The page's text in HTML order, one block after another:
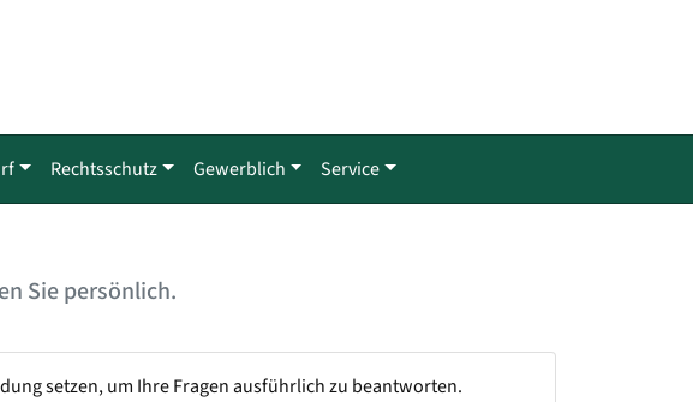
Rechtsschutz Gewerblich Service
Sie persönlich.
setzen, um Ihre Fragen ausführlich zu beantworten.